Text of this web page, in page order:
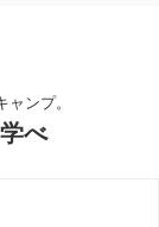
ンプ。
べ